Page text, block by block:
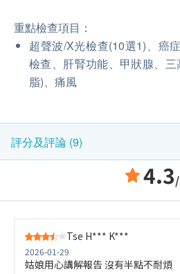
重點檢查項目：
超聲波/X光檢查(10選1)、癌
檢查、肝腎功能、甲狀腺、
脂)、痛風
評分及評論 (9)
4.3
Tse H*** K***
2026-01-29
姑娘用心講解報告 沒有半點不耐煩